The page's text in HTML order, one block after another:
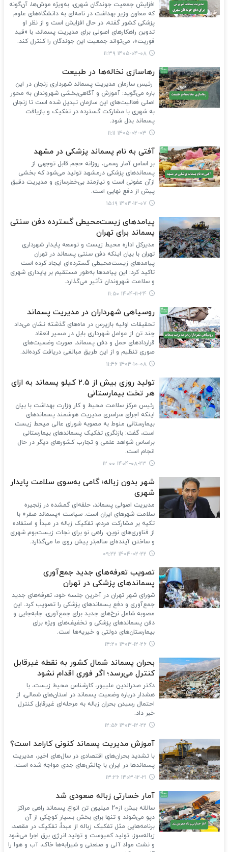
افزایش جمعیت جوندگان شهری، به‌ویژه موش‌ها، آن‌گونه
که معاون وزیر بهداشت در نامه‌ای به دانشگاه‌های علوم
پزشکی کشور گفته، در حال افزایش است و از نظر او
تدوین راهکارهای اصولی برای مدیریت پسماند، با «قید
فوریت»، می‌تواند جمعیت این جوندگان را کنترل کند.
۱۴۰۵-۰۴-۰۸ ۱۱:۳۹
رهاسازی نخاله‌ها در طبیعت
رئیس سازمان مدیریت پسماند شهرداری زنجان در این
باره می‌گوید: آموزش و آگاهی‌بخشی شهروندان به محور
اصلی فعالیت‌های این سازمان تبدیل شده است تا زنجان
به شهری با مشارکت گسترده در تفکیک و بازیافت
پسماند بدل شود.
۱۴۰۵-۰۲-۰۳ ۱۱:۱۱
آفتی به نام پسماند پزشکی در مشهد
بر اساس آمار رسمی، روزانه حجم قابل توجهی از
پسماندهای پزشکی درمشهد تولید می‌شود که بخشی
ازآن عفونی است و نیازمند بی‌خطرسازی و مدیریت دقیق
پیش از دفع نهایی است.
۱۴۰۴-۱۲-۰۷ ۱۵:۱۹
پیامدهای زیست‌محیطی گسترده‌ دفن سنتی
پسماند برای تهران
مدیرکل اداره محیط زیست و توسعه پایدار شهرداری
تهران با بیان اینکه دفن سنتی پسماند در تهران
پیامدهای زیست‌محیطی گسترده‌ای ایجاد کرده است
تاکید کرد: این پیامدها به‌طور مستقیم بر پایداری شهری
و سلامت شهروندان تأثیر می‌گذارد.
۱۴۰۴-۱۱-۲۴ ۱۱:۵۰
روسیاهی شهرداران در مدیریت پسماند
تحقیقات اولیه بازپرس در ماه‌های گذشته نشان می‌داد
چند تن از عوامل شهرداری بابل در مسیر انعقاد
قراردادهای حمل و دفن پسماند، صورت‌ وضعیت‌های
صوری تنظیم و از این طریق مبالغی دریافت کرده‌اند.
۱۴۰۴-۱۰-۰۸ ۱۱:۴۶
تولید روزی بیش از ۲.۵ کیلو پسماند به ازای
هر تخت بیمارستانی
رئیس مرکز سلامت محیط و کار وزارت بهداشت با بیان
اینکه اجرای سراسری مدیریت هوشمند پسماندهای
بیمارستانی منوط به مصوبه شورای عالی میحط‌ زیست
است، گفت: بازنگری تفکیک پسماندهای بیمارستانی
براساس شواهد علمی و تجارب کشورهای دیگر در حال
انجام است.
۱۴۰۴-۰۸-۲۳ ۱۲:۰۰
شهر بدون زباله؛ گامی به‌سوی سلامت پایدار
شهری
مدیریت اصولی پسماند، حلقه‌ای گمشده در زنجیره
سلامت شهرهای ایران است. سیاست «پسماند صفر» با
تکیه بر مشارکت مردم، تفکیک زباله در مبدأ و استفاده
از فناوری‌های نوین، راهی نو برای نجات زیست‌بوم شهری
و ساختن آینده‌ای سالم‌تر پیش روی ما می‌گذارد.
۱۴۰۴-۰۲-۲۲ ۰۹:۲۲
تصویب تعرفه‌های جدید جمع‌آوری
پسماندهای پزشکی در تهران
شورای شهر تهران در آخرین جلسه خود، تعرفه‌های جدید
جمع‌آوری و دفع پسماندهای پزشکی را تصویب کرد. این
مصوبه شامل نرخ‌های جدید برای جمع‌آوری، جابه‌جایی و
دفن پسماندهای پزشکی و تخفیف‌های ویژه برای
بیمارستان‌های دولتی و خیریه‌ها است.
۱۴۰۳-۱۲-۲۶ ۱۴:۲۰
بحران پسماند شمال کشور به نقطه غیرقابل
کنترل می‌رسد؛ اگر فوری اقدام نشود
دکتر صدرالدین علیپور، کارشناس محیط زیست، با
هشدار درباره وضعیت پسماند در استان‌های شمالی، از
احتمال رسیدن بحران زباله به مرحله‌ای غیرقابل کنترل
خبر داد.
۱۴۰۳-۱۲-۲۲ ۱۲:۵۶
آموزش مدیریت پسماند کنونی کارامد است؟
با تشدید بحران‌های اقتصادی در سال‌های اخیر، مدیریت
پسماندها در ایران با چالش‌های جدی مواجه شده است.
۱۴۰۳-۱۲-۲۱ ۱۳:۲۶
آمار خسارتی زباله صعودی شد
سالانه بیش از20 میلیون تن انواع پسماند راهی مراکز
دپو می‌شوند و تنها برای بخش بسیار کوچکی از آن
برنامه‌هایی مثل تفکیک زباله از مبدأ، تفکیک در مقصد،
زباله‌سوز، تولید کمپوست و تولید انرژی برق اجرا می‌شود
و نشت مواد آلی و صنعتی و شیرابه‌ها خاک، آب و هوا را